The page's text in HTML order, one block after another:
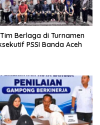
Berlaga di Turnamen
PSSI Banda Aceh